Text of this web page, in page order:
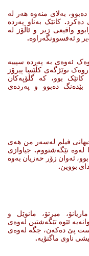
به‌لای منه‌وه‌ هه‌ر له‌
کاتێک به‌ناو په‌رده‌
واقیعی زبر و ئاڵۆز له‌
و ئه‌فسوونگه‌راوه‌.
ئه‌وه‌ی به‌ په‌رده‌ سپییه‌
نوێژگه‌ی کڵێسا پیرۆز
بوو، که‌ گڵۆپه‌کان
بێده‌نگ ده‌بوو و په‌رده‌ی
فیلم له‌سه‌ر من هه‌ی
تێگه‌شتووم. جیاوازی
ئه‌وان زۆر حه‌زیان به‌وه‌
بووین.
میرتۆ، مانوێل‌ و
ئێوه‌ تێگه‌شتبن له‌وه‌ی
پێ ده‌که‌ن، جگه‌ له‌وه‌ی
ناوی ماگنۆیه‌.